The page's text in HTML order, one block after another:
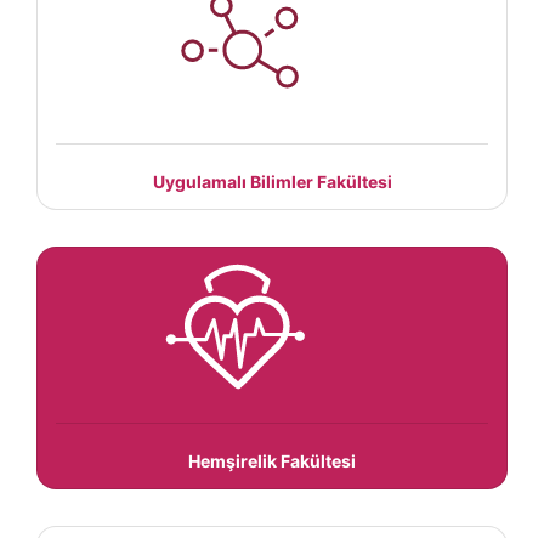
Uygulamalı Bilimler Fakültesi
Hemşirelik Fakültesi